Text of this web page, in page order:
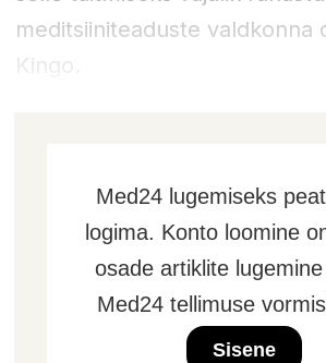
meditsiiniteaduste valdkonna
Kingo.
Med24 lugemiseks
logima. Konto loomine
osade artiklite
Med24 tellimuse
Sisene